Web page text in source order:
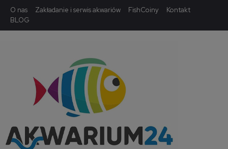
O nas Zakładanie i serwis akwariów FishCoiny
Kontakt
BLOG